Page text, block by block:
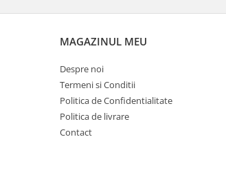
Articole Sanatate si Wellness
Cosmetice si produse ingrijire
Igiena dentara
Jucarii, Copii & Bebe
MAGAZINUL MEU
Despre noi
Termeni si Conditii
Politica de Confidentialitate
Politica de livrare
Contact